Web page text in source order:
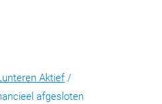
Aktief /
afgesloten